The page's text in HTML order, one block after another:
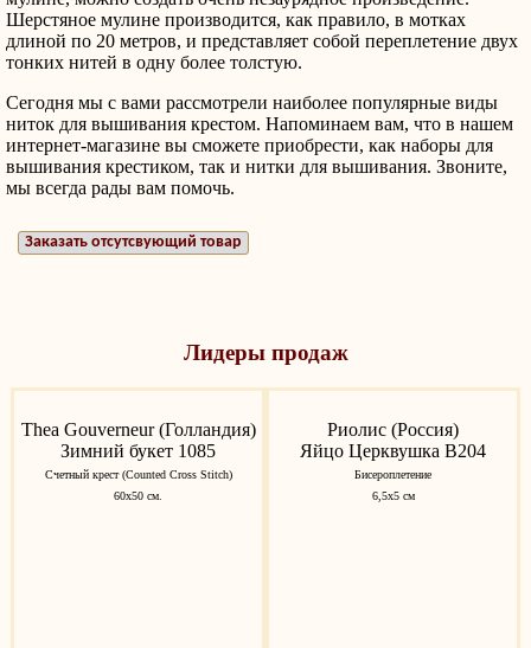
Шерстяное мулине производится, как правило, в мотках
длиной по 20 метров, и представляет собой переплетение двух
тонких нитей в одну более толстую.
Сегодня мы с вами рассмотрели наиболее популярные виды
ниток для вышивания крестом. Напоминаем вам, что в нашем
интернет-магазине вы сможете приобрести, как наборы для
вышивания крестиком, так и нитки для вышивания. Звоните,
мы всегда рады вам помочь.
Заказать отсутсвующий товар
Лидеры продаж
Thea Gouverneur (Голландия)
Зимний букет 1085
Счетный крест (Counted Cross Stitch)
60х50 см.
Риолис (Россия)
Яйцо Церквушка В204
Бисероплетение
6,5х5 см